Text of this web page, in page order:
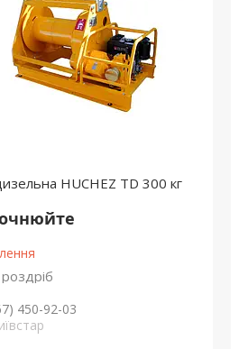
HUCHEZ TD 300 кг
450-92-03